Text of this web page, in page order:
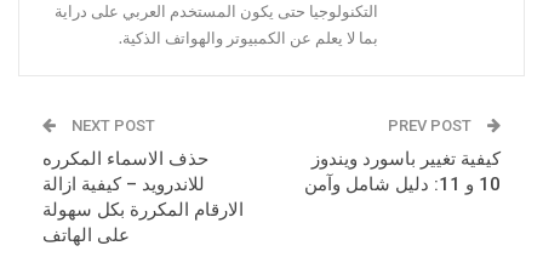
التكنولوجيا حتى يكون المستخدم العربي على دراية
بما لا يعلم عن الكمبيوتر والهواتف الذكية.
كيفية تغيير باسورد ويندوز
10 و 11: دليل شامل وآمن
NEXT POST
حذف الاسماء المكرره
للاندرويد – كيفية ازالة
الارقام المكررة بكل سهولة
على الهاتف